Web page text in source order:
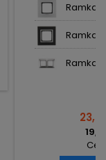
Ramka
Ramka
Ramka